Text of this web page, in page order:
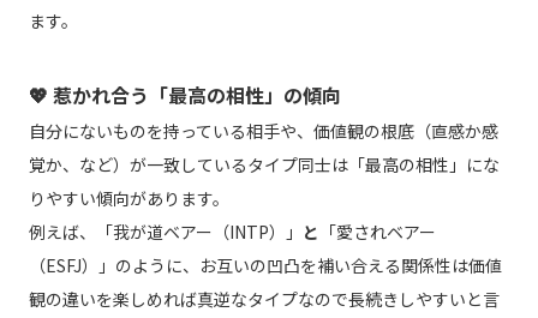
ます。
💖 惹かれ合う「最高の相性」の傾向
自分にないものを持っている相手や、価値観の根底（直感か感
覚か、など）が一致しているタイプ同士は「最高の相性」にな
りやすい傾向があります。
例えば、「我が道ベアー（INTP）」 と 「愛されベアー
（ESFJ）」のように、お互いの凹凸を補い合える関係性は価値
観の違いを楽しめれば真逆なタイプなので長続きしやすいと言